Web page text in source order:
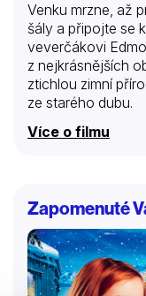
Venku mrzne, až
šály a připojte se
veverčákovi
z nejkrásnějších
ztichlou zimní
ze starého dubu.
Více o filmu
Zapomenuté